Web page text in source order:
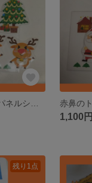
1,100円
残り1点